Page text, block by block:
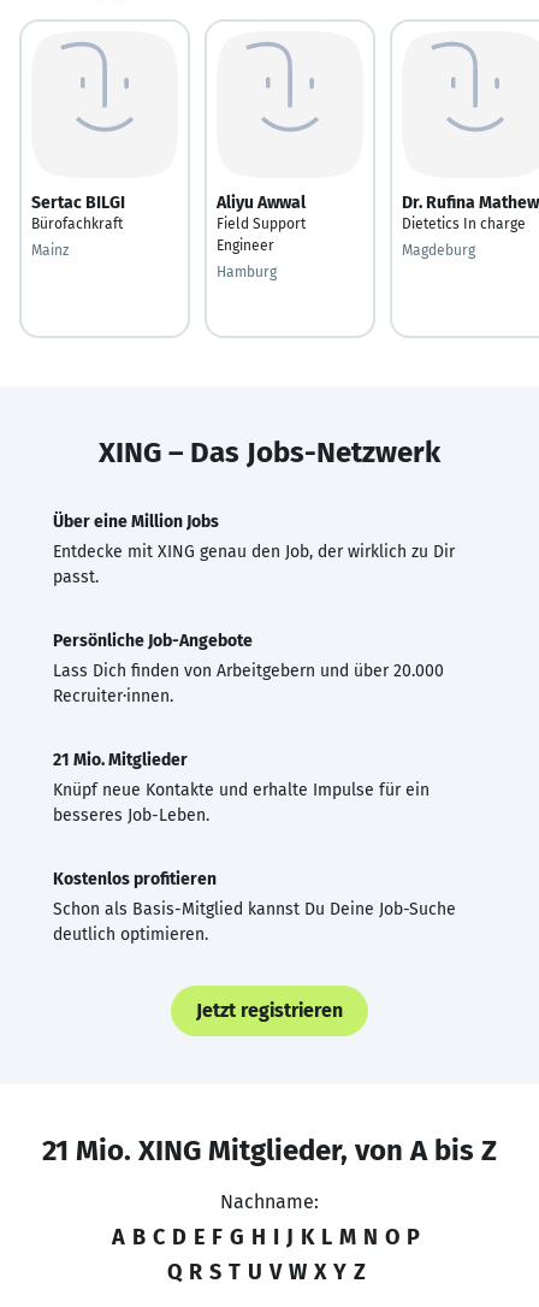
Sertac BILGI
Bürofachkraft
Mainz
Aliyu Awwal
Field Support
Engineer
Hamburg
Dr. Rufina Mathew
Dietetics In charge
Magdeburg
XING – Das Jobs-Netzwerk
Über eine Million Jobs
Entdecke mit XING genau den Job, der wirklich zu Dir
passt.
Persönliche Job-Angebote
Lass Dich finden von Arbeitgebern und über 20.000
Recruiter·innen.
21 Mio. Mitglieder
Knüpf neue Kontakte und erhalte Impulse für ein
besseres Job-Leben.
Kostenlos profitieren
Schon als Basis-Mitglied kannst Du Deine Job-Suche
deutlich optimieren.
Jetzt registrieren
21 Mio. XING Mitglieder, von A bis Z
Nachname:
A B C D E F G H I J K L M N O P
Q R S T U V W X Y Z